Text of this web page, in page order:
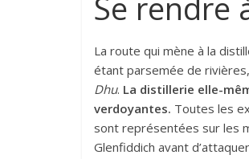
La route qui mène à la
étant parsemée de
Dhu. La distillerie elle-
verdoyantes. Toutes les
sont représentées sur les
Glenfiddich avant